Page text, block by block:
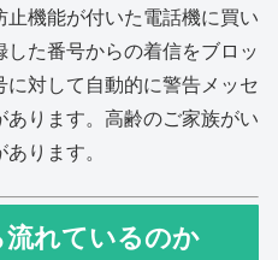
機能が付いた電話機に買い
た番号からの着信をブロッ
対して自動的に警告メッセ
ります。高齢のご家族がい
ります。
れているのか